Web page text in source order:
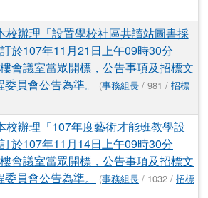
校辦理「設置學校社區共讀站圖書採
於107年11月21日上午09時30分
會議室當眾開標，公告事項及招標文
員會公告為準。
(事務組長 / 981 / 招標
校辦理「107年度藝術才能班教學設
於107年11月14日上午09時30分
會議室當眾開標，公告事項及招標文
員會公告為準。
(事務組長 / 1032 / 招標